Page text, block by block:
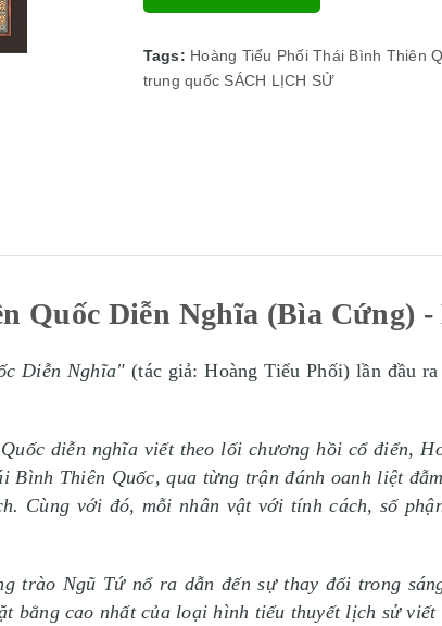
Tags: Hoàng Tiểu Phối Thái Bình Thiên
trung quốc SÁCH LỊCH SỬ
Quốc Diễn Nghĩa (Bìa Cứng) -
Diễn Nghĩa" (tác giả: Hoàng Tiểu Phối) lần đầu
diễn nghĩa viết theo lối chương hồi cổ điển,
Bình Thiên Quốc, qua từng trận đánh oanh liệt
Cùng với đó, mỗi nhân vật với tính cách, số
trào Ngũ Tứ nổ ra dẫn đến sự thay đổi trong
bằng cao nhất của loại hình tiểu thuyết lịch sử